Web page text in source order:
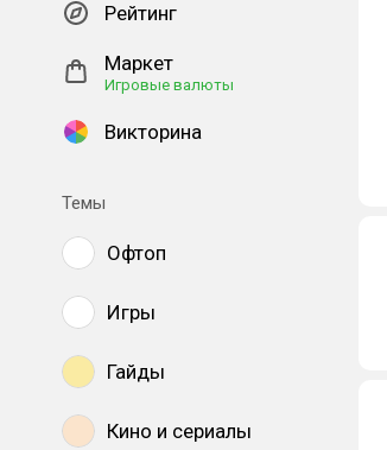
Рейтинг
Маркет
Игровые валюты
Викторина
Темы
Офтоп
Игры
Гайды
Кино и сериалы